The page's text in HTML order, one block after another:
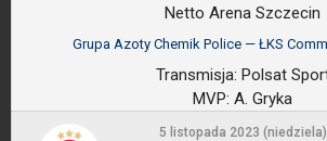
Netto Arena Szczecin
Grupa Azoty Chemik Police — ŁKS
Transmisja: Polsat
MVP: A. Gryka
5 listopada 2023 (niedziela)